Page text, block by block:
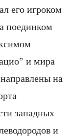
его игроком
поединком
и мира
на
западных
и